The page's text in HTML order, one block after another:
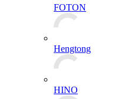
FOTON
Hengtong
HINO